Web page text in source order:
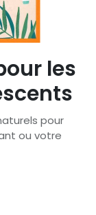
les
pour
ou votre